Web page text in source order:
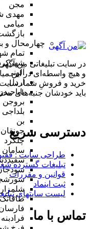
مجن
مهدی
میامی
چهارمحال و
تمام
آلونی
اردل
باباحیدر
بروجن
بلداجی
بن
جونقان
چلگرد
سامان
شلمزار
طاقانک
فرادبنه
در سایت تبلیغاتی من
و هیچ واسطه‌ای در این
خرید و فروشِ شما، سایت
باید خودشان جنبه‌های
دسترسی سریع
طراحی سایت :‌
تبلیغات گسترده
قوانین و مقررات
ثبت اینماد
لیست سایتهای
تماس با ما